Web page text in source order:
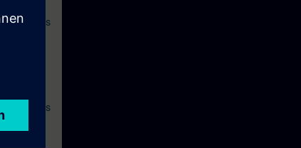
access
mer.
with PLCs